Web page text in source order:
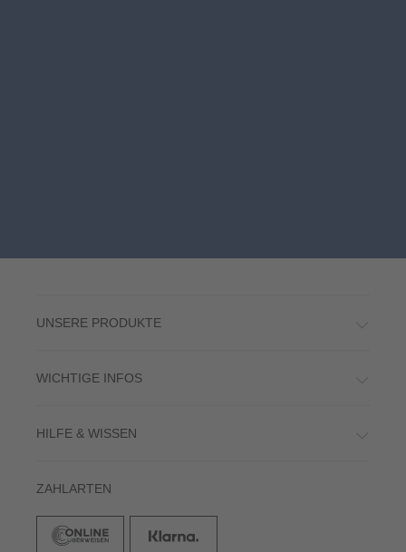
UNSERE PRODUKTE
WICHTIGE INFOS
HILFE & WISSEN
ZAHLARTEN